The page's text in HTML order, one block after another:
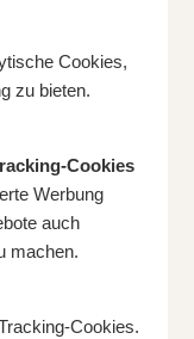
Cookies,
zu bieten.
Cookies
Werbung
auch
machen.
Cookies.